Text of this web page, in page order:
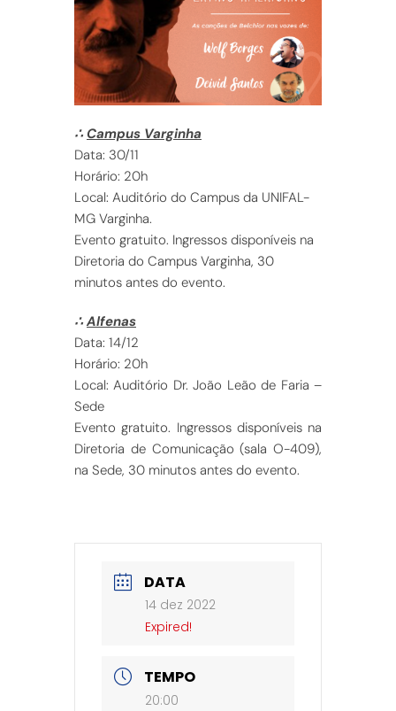
∴ Campus Varginha
Data: 30/11
Horário: 20h
Local: Auditório do Campus da UNIFAL-
MG Varginha.
Evento gratuito. Ingressos disponíveis na
Diretoria do Campus Varginha, 30
minutos antes do evento.
∴ Alfenas
Data: 14/12
Horário: 20h
Local: Auditório Dr. João Leão de Faria –
Sede
Evento gratuito. Ingressos disponíveis na
Diretoria de Comunicação (sala O-409),
na Sede, 30 minutos antes do evento.
DATA
14 dez 2022
Expired!
TEMPO
20:00